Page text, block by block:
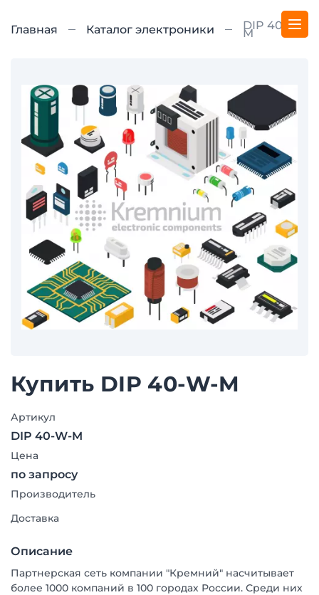
Главная Каталог электроники DIP 40-W-
M
Купить DIP 40-W-M
Артикул
DIP 40-W-M
Цена
по запросу
Производитель
Доставка
Описание
Партнерская сеть компании "Кремний" насчитывает
более 1000 компаний в 100 городах России. Среди них